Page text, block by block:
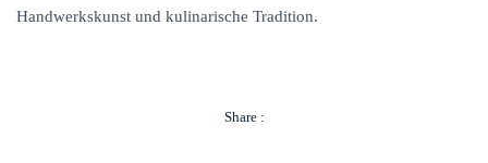
Handwerkskunst und kulinarische Tradition.
Share :